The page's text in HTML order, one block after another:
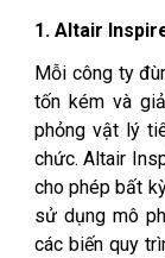
1. Altair
Mỗi công ty
tốn kém và
phỏng vật lý
chức. Altair
cho phép bất
sử dụng mô
các biến quy